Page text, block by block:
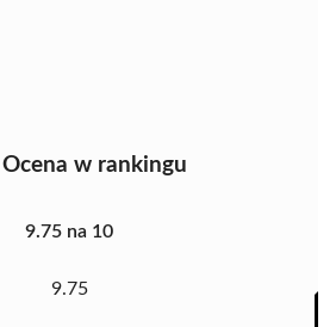
Ocena w rankingu
9.75 na 10
9.75